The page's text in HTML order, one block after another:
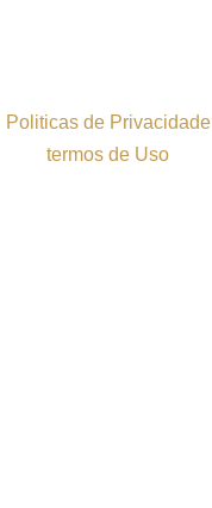
Politicas de Privacidade
termos de Uso